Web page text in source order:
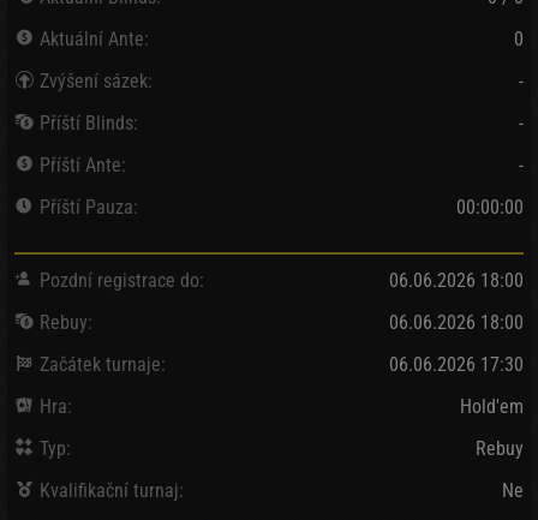
Aktuální Ante:
0
Zvýšení sázek:
-
Příští Blinds:
-
Příští Ante:
-
Příští Pauza:
00:00:00
Pozdní registrace do:
06.06.2026 18:00
Rebuy:
06.06.2026 18:00
Začátek turnaje:
06.06.2026 17:30
Hra:
Hold'em
Typ:
Rebuy
Kvalifikační turnaj:
Ne